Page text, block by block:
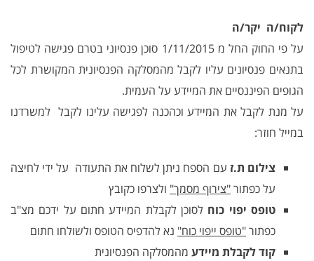
לקוח/ה יקר/ה
על פי החוק החל מ 1/11/2015 סוכן פנסיוני בטרם פגישה לטיפול
בתנאים פנסיונים עליו לקבל מהמסלקה הפנסיונית המקושרת לכל
הגופים הפיננסיים את המיידע על העמית.
על מנת לקבל את המיידע וכהכנה לפגישה עלינו לקבל למשרדנו
במייל חוזר:
צילום ת.ז עם הספח ניתן לשלוח את התעודה על ידי לחיצה
על כפתור"צירוף מסמך" ולצרפו כקובץ
טופס יפוי כוח לסוכן לקבלת המיידע חתום על ידכם מצ"ב
כפתור"טופס ייפוי כוח" נא להדפיס הטופס ולשולחו חתום
קוד לקבלת מיידע מהמסלקה הפנסיונית